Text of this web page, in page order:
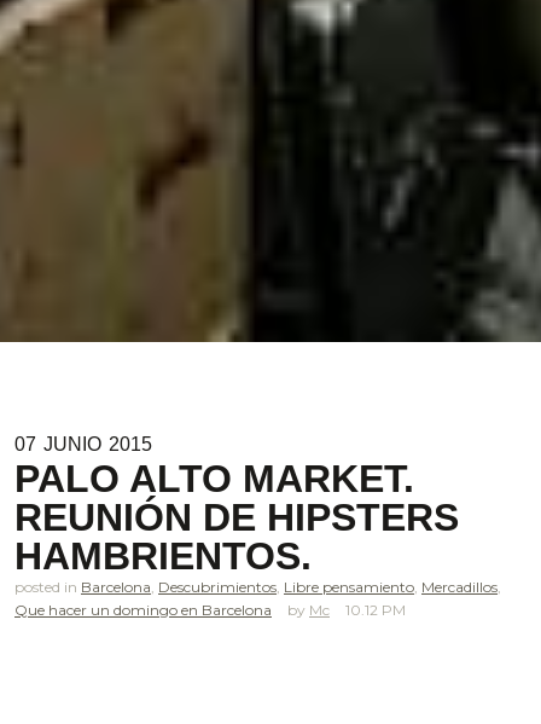
07 JUNIO 2015
PALO ALTO MARKET.
REUNIÓN DE HIPSTERS
HAMBRIENTOS.
posted in Barcelona, Descubrimientos, Libre pensamiento, Mercadillos,
Que hacer un domingo en Barcelona
Mc 10.12 PM